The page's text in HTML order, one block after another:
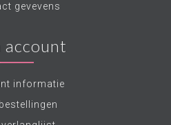
gevevens
account
informatie